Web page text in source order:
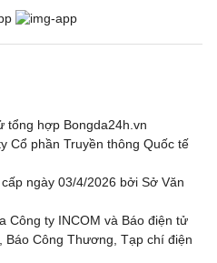
tổng hợp Bongda24h.vn
Cổ phần Truyền thông Quốc tế
ngày 03/4/2026 bởi Sở Văn
Công ty INCOM và Báo điện tử
Báo Công Thương, Tạp chí điện